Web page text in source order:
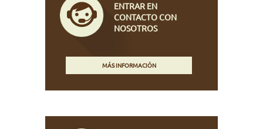
ENTRAR EN
CONTACTO CON
NOSOTROS
MÁS INFORMACIÓN